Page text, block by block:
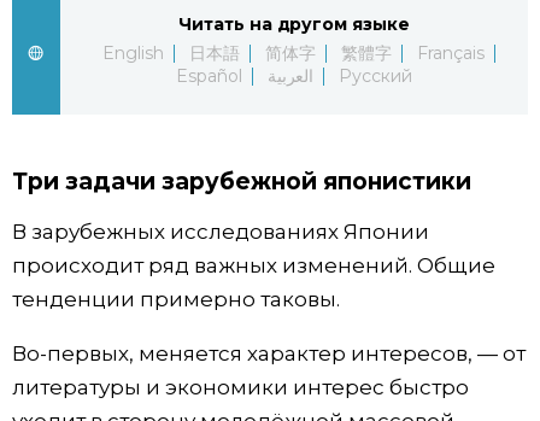
Общество
Культура
Японский язык
Еда и напитки
official SNS
Читать на другом языке
English
日本語 简体字 繁體字
Français
Español
العربية Русский
Три задачи зарубежной японистики
В зарубежных исследованиях Японии
происходит ряд важных изменений. Общие
тенденции примерно таковы.
Во-первых, меняется характер интересов, — от
литературы и экономики интерес быстро